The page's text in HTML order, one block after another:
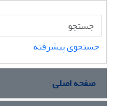
جستجوی پیشرفته
صفحه اصلی